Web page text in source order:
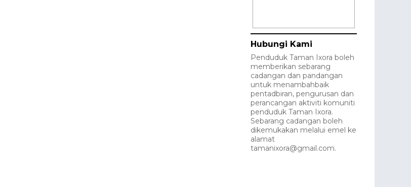
Hubungi Kami
Penduduk Taman Ixora boleh
memberikan sebarang
cadangan dan pandangan
untuk menambahbaik
pentadbiran, pengurusan dan
perancangan aktiviti komuniti
penduduk Taman Ixora.
Sebarang cadangan boleh
dikemukakan melalui emel ke
alamat
tamanixora@gmail.com.